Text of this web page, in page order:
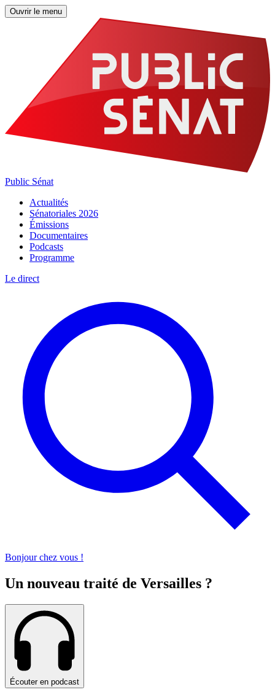
Ouvrir le menu
Public Sénat
Actualités
Sénatoriales 2026
Émissions
Documentaires
Podcasts
Programme
Le direct
Bonjour chez vous !
Un nouveau traité de Versailles ?
Écouter en podcast